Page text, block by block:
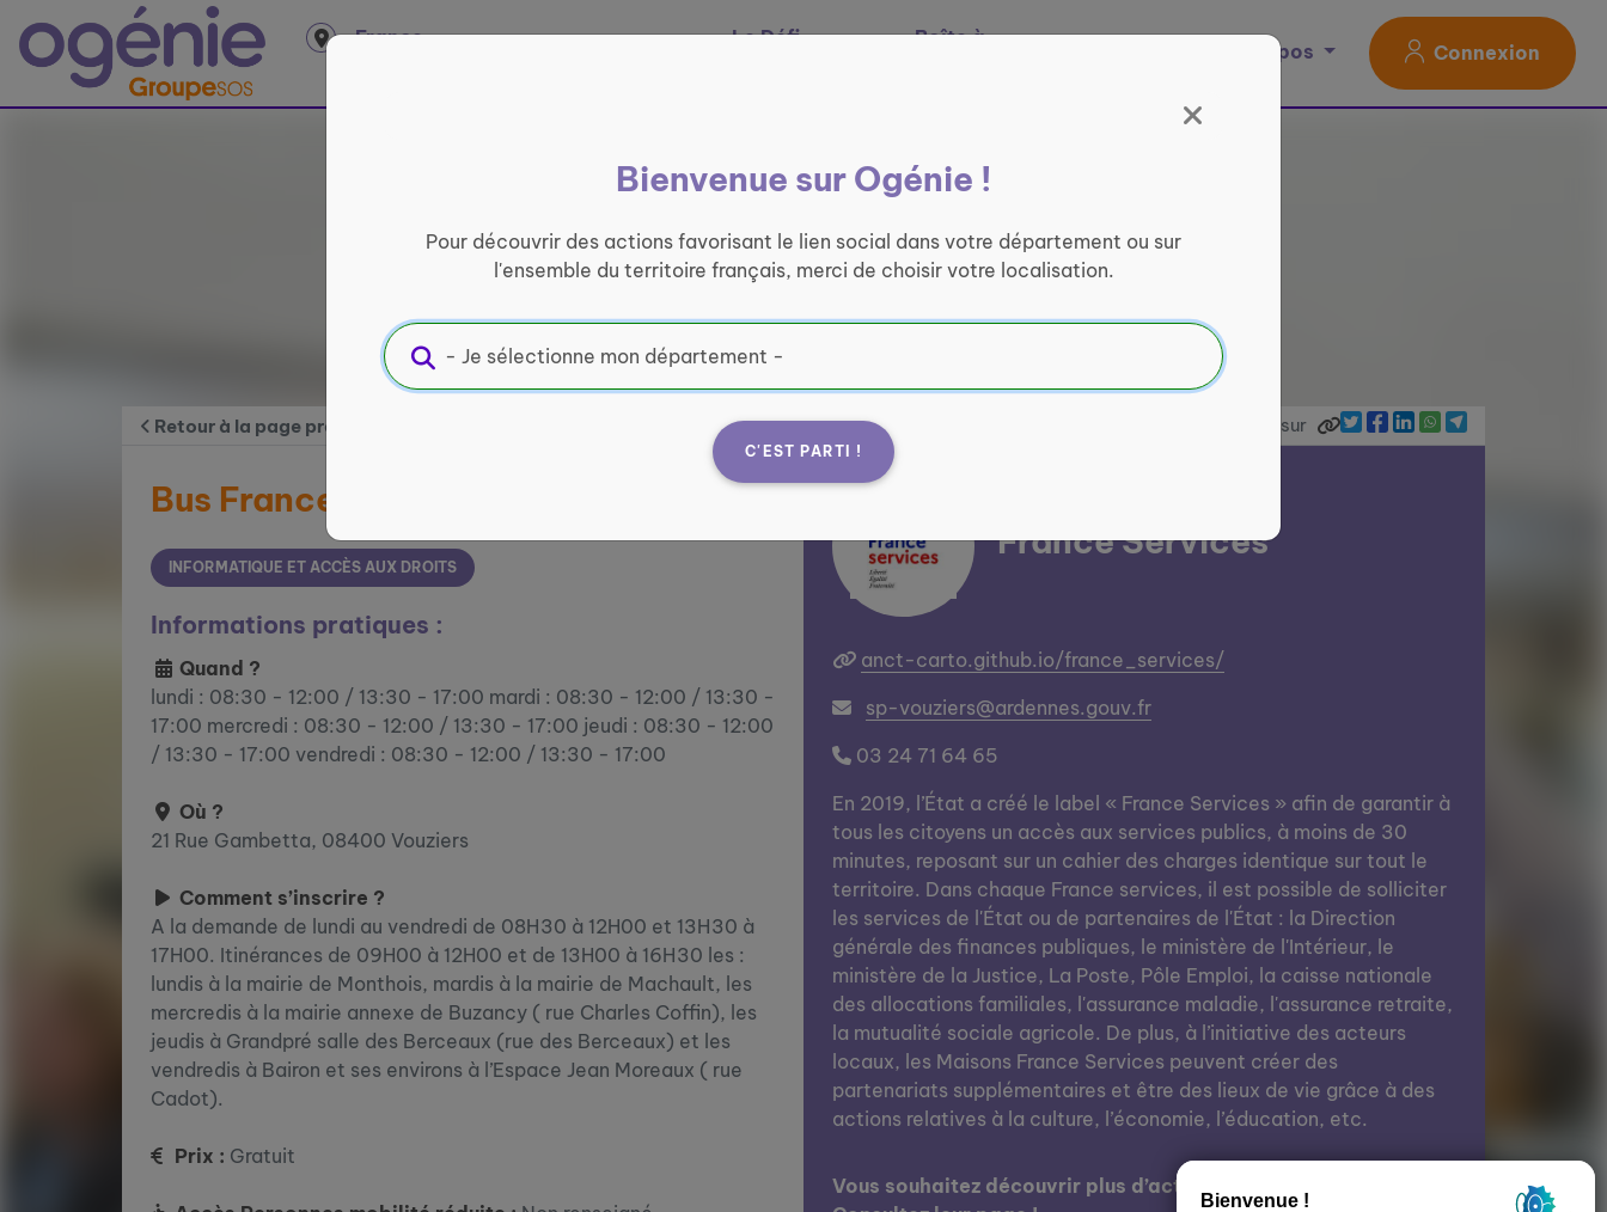
France
Le Défi
Boîte à
À propos Connexion
Bienvenue sur Ogénie !
Pour découvrir des actions favorisant le lien social dans votre département ou sur
l'ensemble du territoire français, merci de choisir votre localisation.
C'EST PARTI !
Retour à la page précédente Partager sur
Bus France services de Vouziers
INFORMATIQUE ET ACCÈS AUX DROITS
Informations pratiques :
Quand ?
lundi : 08:30 - 12:00 / 13:30 - 17:00 mardi : 08:30 - 12:00 / 13:30 -
17:00 mercredi : 08:30 - 12:00 / 13:30 - 17:00 jeudi : 08:30 - 12:00
/ 13:30 - 17:00 vendredi : 08:30 - 12:00 / 13:30 - 17:00
Où ?
21 Rue Gambetta, 08400 Vouziers
Comment s’inscrire ?
A la demande de lundi au vendredi de 08H30 à 12H00 et 13H30 à
17H00. Itinérances de 09H00 à 12H00 et de 13H00 à 16H30 les :
lundis à la mairie de Monthois, mardis à la mairie de Machault, les
mercredis à la mairie annexe de Buzancy ( rue Charles Coffin), les
jeudis à Grandpré salle des Berceaux (rue des Berceaux) et les
vendredis à Bairon et ses environs à l’Espace Jean Moreaux ( rue
Cadot).
Prix : Gratuit
France Services
anct-carto.github.io/france_services/
sp-vouziers@ardennes.gouv.fr
03 24 71 64 65
En 2019, l’État a créé le label « France Services » afin de garantir à
tous les citoyens un accès aux services publics, à moins de 30
minutes, reposant sur un cahier des charges identique sur tout le
territoire. Dans chaque France services, il est possible de solliciter
les services de l'État ou de partenaires de l'État : la Direction
générale des finances publiques, le ministère de l'Intérieur, le
ministère de la Justice, La Poste, Pôle Emploi, la caisse nationale
des allocations familiales, l'assurance maladie, l'assurance retraite,
la mutualité sociale agricole. De plus, à l’initiative des acteurs
locaux, les Maisons France Services peuvent créer des
partenariats supplémentaires et être des lieux de vie grâce à des
actions relatives à la culture, l’économie, l’éducation, etc.
Vous souhaitez découvrir plus d’actions de cette structure ?
Panneau de gestion des cookies